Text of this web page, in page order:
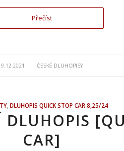
Přečíst
9.12.2021 ČESKÉ DLUHOPISY
,DLUHOPIS QUICK STOP CAR 8,25/24
CAR]